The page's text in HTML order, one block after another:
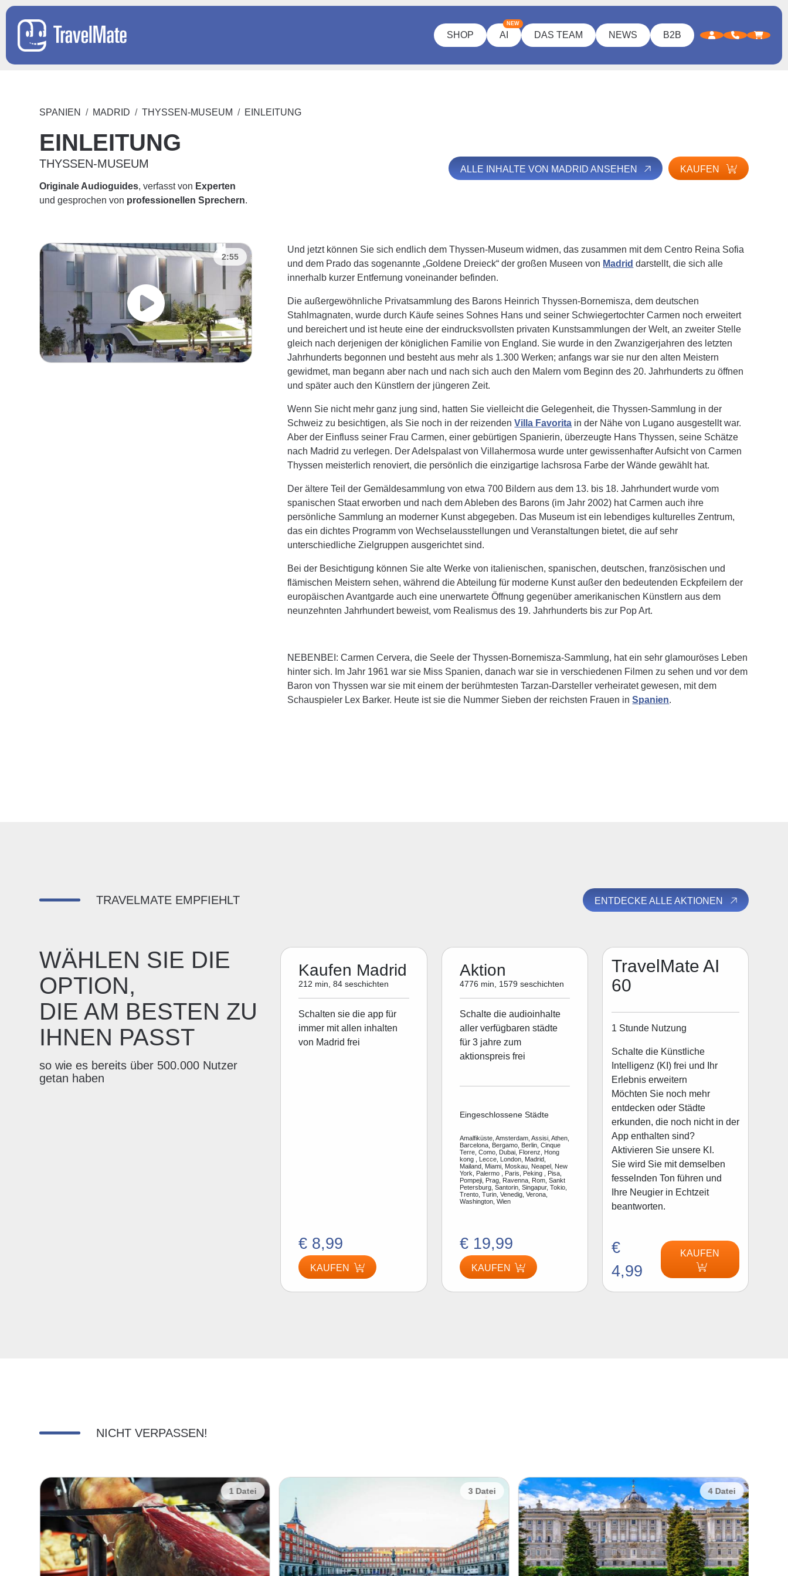
SHOP AI
NEW
DAS TEAM NEWS B2B
SPANIEN MADRID THYSSEN-MUSEUM EINLEITUNG
EINLEITUNG
THYSSEN-MUSEUM
Originale Audioguides, verfasst von Experten
und gesprochen von professionellen Sprechern.
ALLE INHALTE VON MADRID ANSEHEN KAUFEN
2:55
Und jetzt können Sie sich endlich dem Thyssen-Museum widmen, das zusammen mit dem Centro Reina Sofia
und dem Prado das sogenannte „Goldene Dreieck“ der großen Museen von Madrid darstellt, die sich alle
innerhalb kurzer Entfernung voneinander befinden.
Die außergewöhnliche Privatsammlung des Barons Heinrich Thyssen-Bornemisza, dem deutschen
Stahlmagnaten, wurde durch Käufe seines Sohnes Hans und seiner Schwiegertochter Carmen noch erweitert
und bereichert und ist heute eine der eindrucksvollsten privaten Kunstsammlungen der Welt, an zweiter Stelle
gleich nach derjenigen der königlichen Familie von England. Sie wurde in den Zwanzigerjahren des letzten
Jahrhunderts begonnen und besteht aus mehr als 1.300 Werken; anfangs war sie nur den alten Meistern
gewidmet, man begann aber nach und nach sich auch den Malern vom Beginn des 20. Jahrhunderts zu öffnen
und später auch den Künstlern der jüngeren Zeit.
Wenn Sie nicht mehr ganz jung sind, hatten Sie vielleicht die Gelegenheit, die Thyssen-Sammlung in der
Schweiz zu besichtigen, als Sie noch in der reizendenVilla Favorita in der Nähe von Lugano ausgestellt war.
Aber der Einfluss seiner Frau Carmen, einer gebürtigen Spanierin, überzeugte Hans Thyssen, seine Schätze
nach Madrid zu verlegen. Der Adelspalast von Villahermosa wurde unter gewissenhafter Aufsicht von Carmen
Thyssen meisterlich renoviert, die persönlich die einzigartige lachsrosa Farbe der Wände gewählt hat.
Der ältere Teil der Gemäldesammlung von etwa 700 Bildern aus dem 13. bis 18. Jahrhundert wurde vom
spanischen Staat erworben und nach dem Ableben des Barons (im Jahr 2002) hat Carmen auch ihre
persönliche Sammlung an moderner Kunst abgegeben. Das Museum ist ein lebendiges kulturelles Zentrum,
das ein dichtes Programm von Wechselausstellungen und Veranstaltungen bietet, die auf sehr
unterschiedliche Zielgruppen ausgerichtet sind.
Bei der Besichtigung können Sie alte Werke von italienischen, spanischen, deutschen, französischen und
flämischen Meistern sehen, während die Abteilung für moderne Kunst außer den bedeutenden Eckpfeilern der
europäischen Avantgarde auch eine unerwartete Öffnung gegenüber amerikanischen Künstlern aus dem
neunzehnten Jahrhundert beweist, vom Realismus des 19. Jahrhunderts bis zur Pop Art.
NEBENBEI: Carmen Cervera, die Seele der Thyssen-Bornemisza-Sammlung, hat ein sehr glamouröses Leben
hinter sich. Im Jahr 1961 war sie Miss Spanien, danach war sie in verschiedenen Filmen zu sehen und vor dem
Baron von Thyssen war sie mit einem der berühmtesten Tarzan-Darsteller verheiratet gewesen, mit dem
Schauspieler Lex Barker. Heute ist sie die Nummer Sieben der reichsten Frauen inSpanien.
TRAVELMATE EMPFIEHLT ENTDECKE ALLE AKTIONEN
WÄHLEN SIE DIE
OPTION,
DIE AM BESTEN ZU
IHNEN PASST
so wie es bereits über 500.000 Nutzer
getan haben
Kaufen Madrid
212 min, 84 seschichten
Schalten sie die app für
immer mit allen inhalten
von Madrid frei
€ 8,99
KAUFEN
Aktion
4776 min, 1579 seschichten
Schalte die audioinhalte
aller verfügbaren städte
für 3 jahre zum
aktionspreis frei
Eingeschlossene Städte
Amalfiküste, Amsterdam, Assisi, Athen,
Barcelona, Bergamo, Berlin, Cinque
Terre, Como, Dubai, Florenz, Hong
kong , Lecce, London, Madrid,
Mailand, Miami, Moskau, Neapel, New
York, Palermo , Paris, Peking , Pisa,
Pompeji, Prag, Ravenna, Rom, Sankt
Petersburg, Santorin, Singapur, Tokio,
Trento, Turin, Venedig, Verona,
Washington, Wien
€ 19,99
KAUFEN
TravelMate AI
60
1 Stunde Nutzung
Schalte die Künstliche
Intelligenz (KI) frei und Ihr
Erlebnis erweitern
Möchten Sie noch mehr
entdecken oder Städte
erkunden, die noch nicht in der
App enthalten sind?
Aktivieren Sie unsere KI.
Sie wird Sie mit demselben
fesselnden Ton führen und
Ihre Neugier in Echtzeit
beantworten.
€
4,99
KAUFEN
NICHT VERPASSEN!
3 Datei 4 Datei 2 Datei